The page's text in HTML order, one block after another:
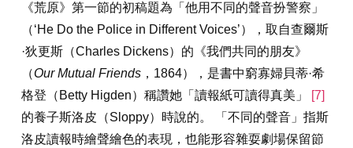
《荒原》第一節的初稿題為「他用不同的聲音扮警察」
（‘He Do the Police in Different Voices’），取自查爾斯
·狄更斯（Charles Dickens）的《我們共同的朋友》
（Our Mutual Friends，1864），是書中窮寡婦貝蒂·希
格登（Betty Higden）稱讚她「讀報紙可讀得真美」
[7]
的養子斯洛皮（Sloppy）時說的。 「不同的聲音」指斯
洛皮讀報時繪聲繪色的表現，也能形容雜耍劇場保留節